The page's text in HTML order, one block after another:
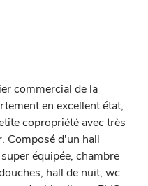
commercial de la
en excellent état,
copropriété avec très
Composé d'un hall
équipée, chambre
hall de nuit, wc